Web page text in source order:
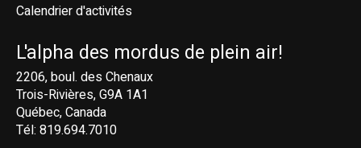
Calendrier d'activités
L'alpha des mordus de plein air!
2206, boul. des Chenaux
Trois-Rivières, G9A 1A1
Québec, Canada
Tél: 819.694.7010